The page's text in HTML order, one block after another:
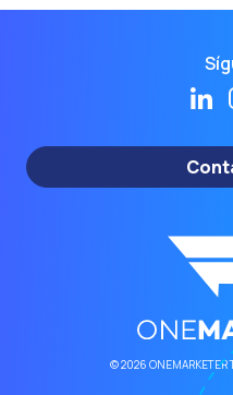
© 2026 ONEMARKETER